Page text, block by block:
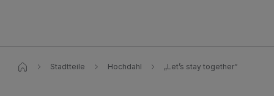
Stadtteile Hochdahl „Let’s stay together“